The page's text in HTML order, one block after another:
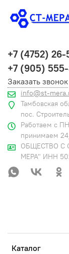
Каталог
+7 (4752)
+7 (905)
Заказать звонок
info@st-
Тамбовская
пос.
Работаем с
принимаем
ОБЩЕСТВО С
МЕРА" ИНН